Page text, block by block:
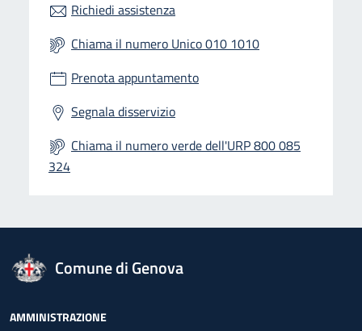
Richiedi assistenza
Chiama il numero Unico 010 1010
Prenota appuntamento
Segnala disservizio
Chiama il numero verde dell'URP 800 085
324
logo Unione Europea
Comune di Genova
AMMINISTRAZIONE